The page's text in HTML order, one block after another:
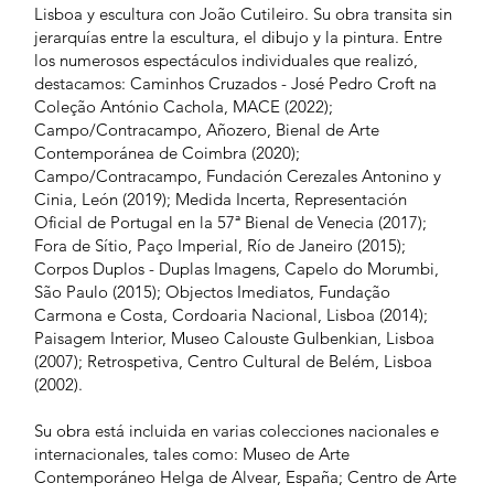
Lisboa y escultura con João Cutileiro. Su obra transita sin
jerarquías entre la escultura, el dibujo y la pintura. Entre
los numerosos espectáculos individuales que realizó,
destacamos: Caminhos Cruzados - José Pedro Croft na
Coleção António Cachola, MACE (2022);
Campo/Contracampo, Añozero, Bienal de Arte
Contemporánea de Coimbra (2020);
Campo/Contracampo, Fundación Cerezales Antonino y
Cinia, León (2019); Medida Incerta, Representación
Oficial de Portugal en la 57ª Bienal de Venecia (2017);
Fora de Sítio, Paço Imperial, Río de Janeiro (2015);
Corpos Duplos - Duplas Imagens, Capelo do Morumbi,
São Paulo (2015); Objectos Imediatos, Fundação
Carmona e Costa, Cordoaria Nacional, Lisboa (2014);
Paisagem Interior, Museo Calouste Gulbenkian, Lisboa
(2007); Retrospetiva, Centro Cultural de Belém, Lisboa
(2002).
Su obra está incluida en varias colecciones nacionales e
internacionales, tales como: Museo de Arte
Contemporáneo Helga de Alvear, España; Centro de Arte